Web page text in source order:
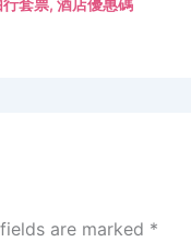
are marked *